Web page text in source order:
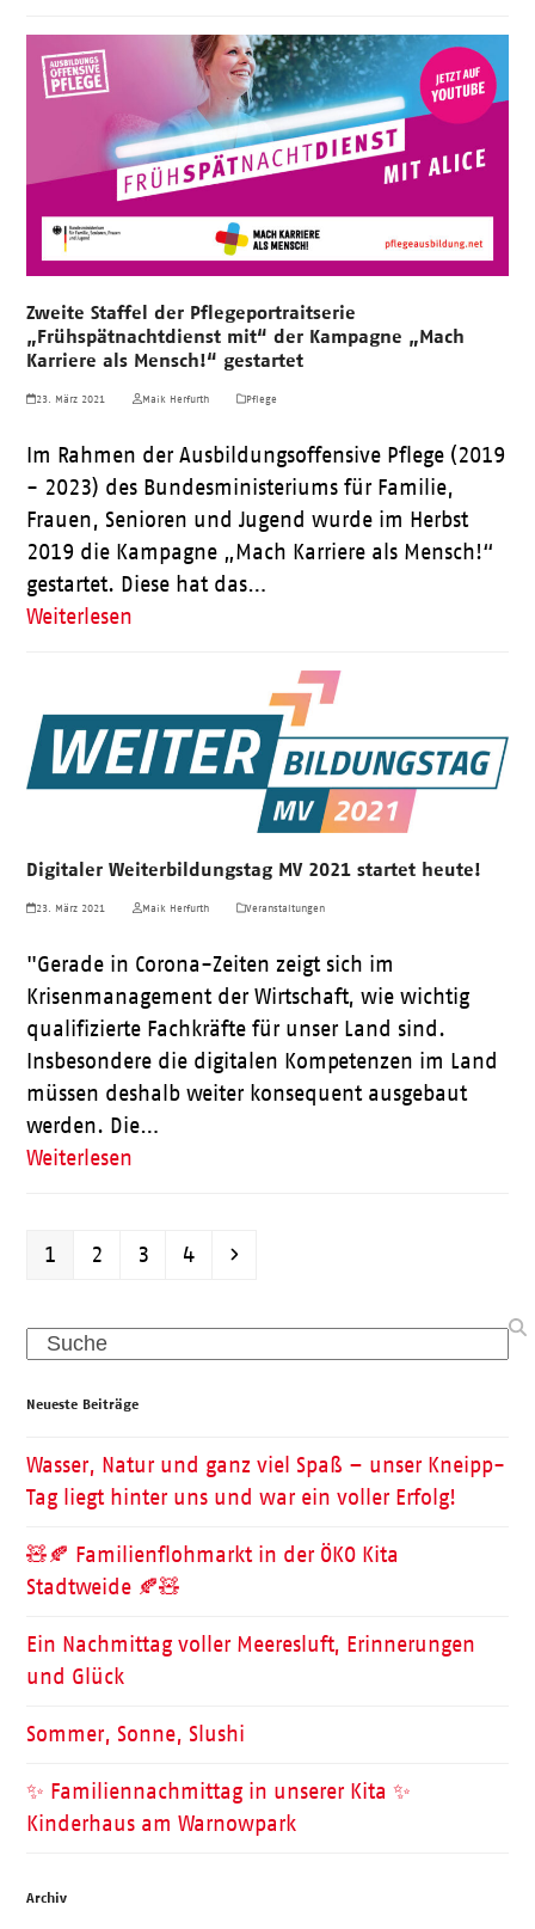
Zweite Staffel der Pflegeportraitserie
„Frühspätnachtdienst mit“ der Kampagne „Mach
Karriere als Mensch!“ gestartet
23. März 2021 Maik Herfurth Pflege
Im Rahmen der Ausbildungsoffensive Pflege (2019
- 2023) des Bundesministeriums für Familie,
Frauen, Senioren und Jugend wurde im Herbst
2019 die Kampagne „Mach Karriere als Mensch!“
gestartet. Diese hat das…
Weiterlesen
Digitaler Weiterbildungstag MV 2021 startet heute!
23. März 2021 Maik Herfurth Veranstaltungen
"Gerade in Corona-Zeiten zeigt sich im
Krisenmanagement der Wirtschaft, wie wichtig
qualifizierte Fachkräfte für unser Land sind.
Insbesondere die digitalen Kompetenzen im Land
müssen deshalb weiter konsequent ausgebaut
werden. Die…
Weiterlesen
Seite
1 Seite
2 Seite
3 Seite
4 Vorwärts
Search
Neueste Beiträge
Wasser, Natur und ganz viel Spaß – unser Kneipp-
Tag liegt hinter uns und war ein voller Erfolg!
🧸🍂 Familienflohmarkt in der ÖKO Kita
Stadtweide 🍂🧸
Ein Nachmittag voller Meeresluft, Erinnerungen
und Glück
Sommer, Sonne, Slushi
✨ Familiennachmittag in unserer Kita ✨
Kinderhaus am Warnowpark
Archiv